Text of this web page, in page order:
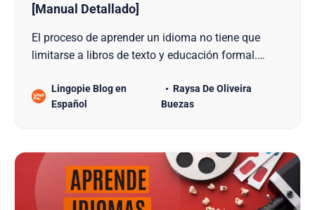
[Manual Detallado]
El proceso de aprender un idioma no tiene que
limitarse a libros de texto y educación formal.
aprendizaje de idiomas sea divertido, como la
lectura de cómics. En este artículo explicaremos
Lingopie Blog en
Español
Raysa De Oliveira
Buezas